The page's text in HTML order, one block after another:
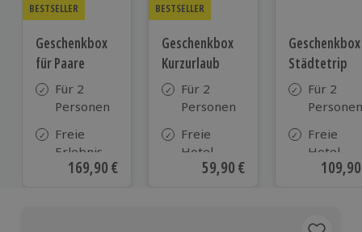
BESTSELLER
Geschenkbox
für Paare
Für 2
Personen
Freie
Erlebnis-
Auswahl
Aktueller Preis
169,90 €
BESTSELLER
Geschenkbox
Kurzurlaub
Für 2
Personen
Freie
Hotel-
Auswahl
Aktueller Preis
59,90 €
Geschenkbox
Städtetrip
Für 2
Personen
Freie
Hotel-
Auswahl